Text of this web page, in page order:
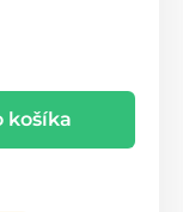
košíka